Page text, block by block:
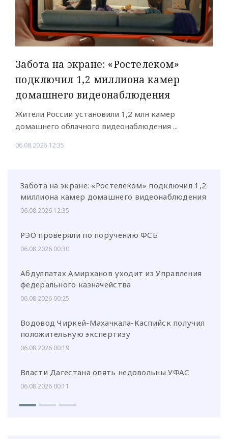
Забота на экране: «Ростелеком»
подключил 1,2 миллиона камер
домашнего видеонаблюдения
Жители России установили 1,2 млн камер
домашнего облачного видеонаблюдения ...
06.08.2026 12:35
Забота на экране: «Ростелеком» подключил 1,2
миллиона камер домашнего видеонаблюдения
06.08.2026 12:35
РЭО проверяли по поручению ФСБ
06.08.2026 00:30
Абдулпатах Амирханов уходит из Управления
федерального казначейства
06.08.2026 00:25
Водовод Чиркей-Махачкала-Каспийск получил
положительную экспертизу
06.08.2026 00:19
Власти Дагестана опять недовольны УФАС
06.08.2026 00:11